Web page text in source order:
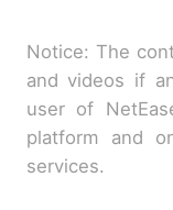
Notice: The
and videos if
user of
platform and
services.